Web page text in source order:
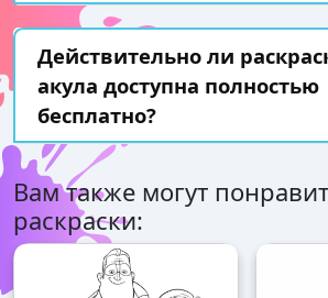
Действительно ли
акула доступна полностью
бесплатно?
Вам также могут
раскраски: